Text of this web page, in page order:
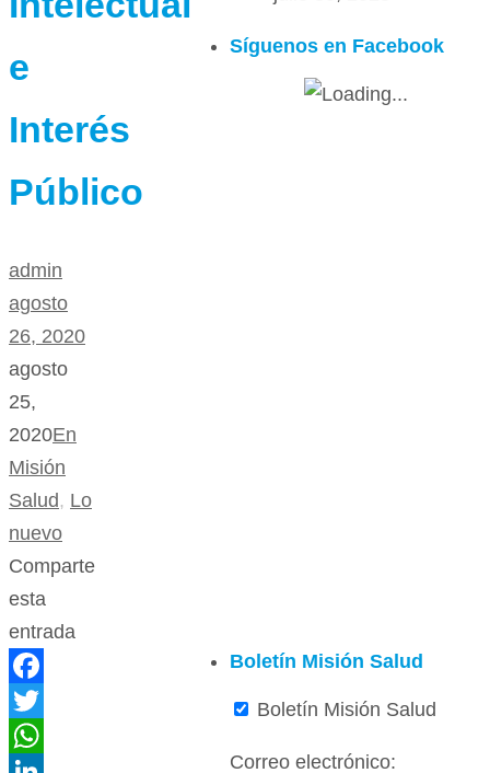
e
Interés
Público
admin
agosto
26, 2020
agosto
25,
2020En
Misión
Salud , Lo
nuevo
Comparte
esta
entrada
Facebook
Twitter
Síguenos en Facebook
Boletín Misión Salud
Boletín Misión Salud
Correo electrónico: